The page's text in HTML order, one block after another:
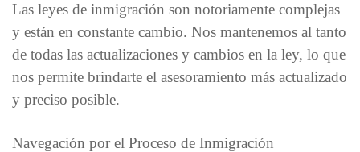
Las leyes de inmigración son notoriamente complejas
y están en constante cambio. Nos mantenemos al tanto
de todas las actualizaciones y cambios en la ley, lo que
nos permite brindarte el asesoramiento más actualizado
y preciso posible.
Navegación por el Proceso de Inmigración